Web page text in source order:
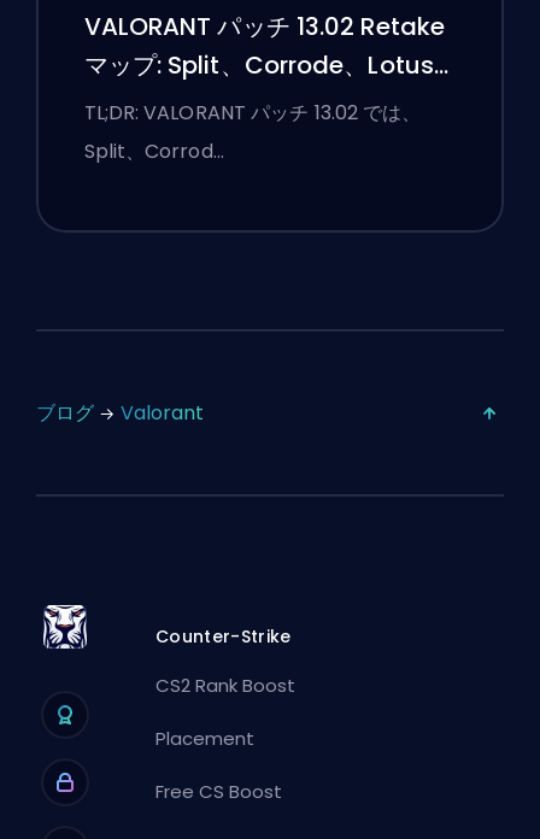
VALORANT パッチ 13.02 Retake
マップ: Split、Corrode、Lotus
を練習する
TL;DR: VALORANT パッチ 13.02 では、
Split、Corrod…
ブログ Valorant
Counter-Strike
CS2 Rank Boost
Placement
Free CS Boost